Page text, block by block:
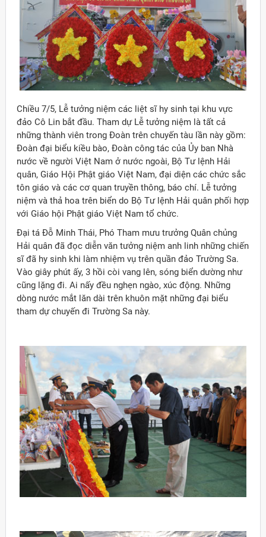
Việt Nam ở nước ngoài
Chiều 7/5, Lễ tưởng niệm các liệt sĩ hy sinh tại khu vực
đảo Cô Lin bắt đầu. Tham dự Lễ tưởng niệm là tất cả
những thành viên trong Đoàn trên chuyến tàu lần này gồm:
Đoàn đại biểu kiều bào, Đoàn công tác của Ủy ban Nhà
nước về người Việt Nam ở nước ngoài, Bộ Tư lệnh Hải
quân, Giáo Hội Phật giáo Việt Nam, đại diện các chức sắc
tôn giáo và các cơ quan truyền thông, báo chí. Lễ tưởng
niệm và thả hoa trên biển do Bộ Tư lệnh Hải quân phối hợp
với Giáo hội Phật giáo Việt Nam tổ chức.
Đại tá Đỗ Minh Thái, Phó Tham mưu trưởng Quân chủng
Hải quân đã đọc diễn văn tưởng niệm anh linh những chiến
sĩ đã hy sinh khi làm nhiệm vụ trên quần đảo Trường Sa.
Vào giây phút ấy, 3 hồi còi vang lên, sóng biển dường như
cũng lặng đi. Ai nấy đều nghẹn ngào, xúc động. Những
dòng nước mắt lăn dài trên khuôn mặt những đại biểu
tham dự chuyến đi Trường Sa này.